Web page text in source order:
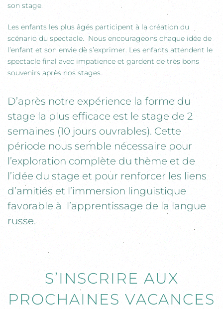
son stage.
Les enfants les plus âgés participent à la création du
scénario du spectacle. Nous encourageons chaque idée de
l’enfant et son envie de s’exprimer. Les enfants attendent le
spectacle final avec impatience et gardent de très bons
souvenirs après nos stages.
D’après notre expérience la forme du
stage la plus efficace est le stage de 2
semaines (10 jours ouvrables). Cette
période nous semble nécessaire pour
l’exploration complète du thème et de
l’idée du stage et pour renforcer les liens
d’amitiés et l’immersion linguistique
favorable à l’apprentissage de la langue
russe.
S’INSCRIRE AUX
PROCHAINES VACANCES